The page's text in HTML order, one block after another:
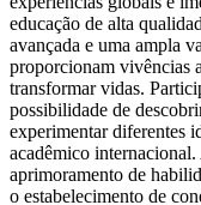
educação de alta
avançada e uma ampla
proporcionam vivências
transformar vidas.
possibilidade de
experimentar diferentes
acadêmico
aprimoramento de
o estabelecimento de